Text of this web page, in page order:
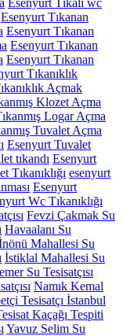
Esenyurt Tıkanan
Esenyurt Tıkanan
Esenyurt Tıkanan
Esenyurt Tıkanan
Tıkanıklık
Açmak
Klozet Açma
Logar Açma
Tuvalet Açma
Esenyurt Tuvalet
tıkandı Esenyurt
Tıkanıklığı esenyurt
Esenyurt
Wc Tıkanıklığı
Fevzi Çakmak Su
Havaalanı Su
Mahallesi Su
İstiklal Mahallesi Su
Su Tesisatçısı
Namık Kemal
Tesisatçı İstanbul
Kaçağı Tespiti
Yavuz Selim Su